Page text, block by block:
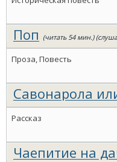
Поп (читать 54 мин.)
Проза, Повесть
Савонарола
Рассказ
Чаепитие на